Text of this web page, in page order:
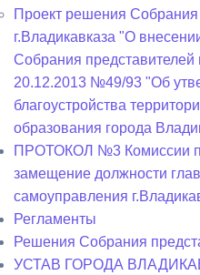
Проект решения Собрания
г.Владикавказа "О
Собрания представителей
20.12.2013 №49/93 "Об
благоустройства
образования города
ПРОТОКОЛ №3 Комиссии
замещение должности
самоуправления
Регламенты
Решения Собрания
УСТАВ ГОРОДА